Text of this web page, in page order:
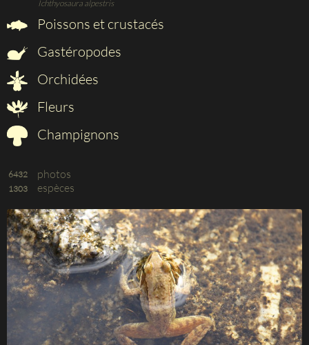
Ichthyosaura alpestris
Poissons et crustacés
Gastéropodes
Orchidées
Fleurs
Champignons
6432 photos
1303 espèces